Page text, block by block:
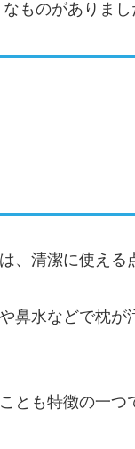
ものがありまし
清潔に使える
鼻水などで枕が
とも特徴の一つ